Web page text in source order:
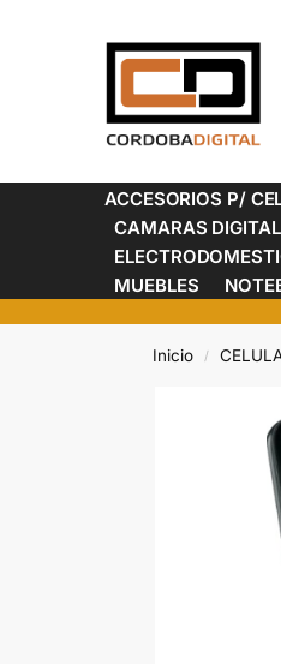
ACCESORIOS P/
CAMARAS
MUEBLES
Inicio /